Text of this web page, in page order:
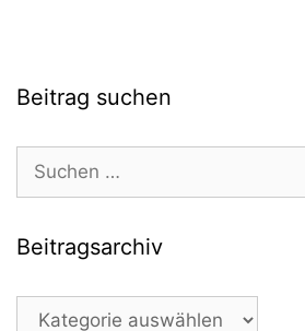
Beitrag suchen
nach:
Beitragsarchiv
Beitragsarchiv